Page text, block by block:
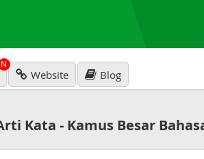
N
Website Blog
Kata - Kamus Besar